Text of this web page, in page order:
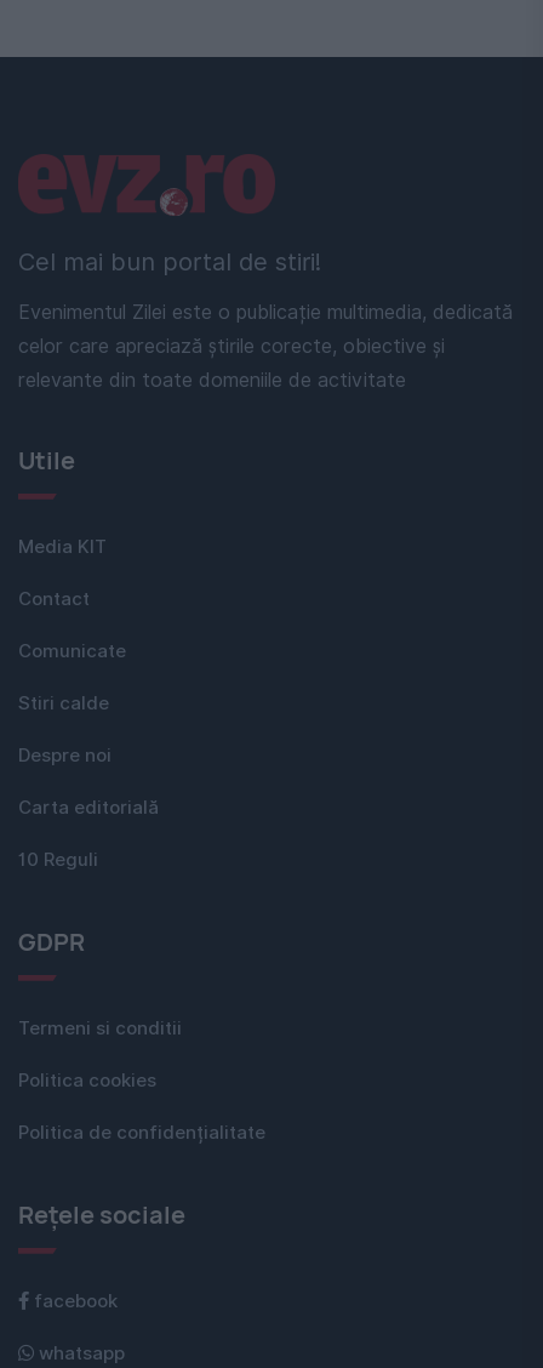
Cel mai bun portal de stiri!
Evenimentul Zilei este o publicație multimedia, dedicată
celor care apreciază știrile corecte, obiective și
relevante din toate domeniile de activitate
Linkuri utile
Utile
Media KIT
Contact
Comunicate
Stiri calde
Despre noi
Carta editorială
10 Reguli
GDPR
Termeni si conditii
Politica cookies
Politica de confidențialitate
Rețele sociale
facebook
whatsapp